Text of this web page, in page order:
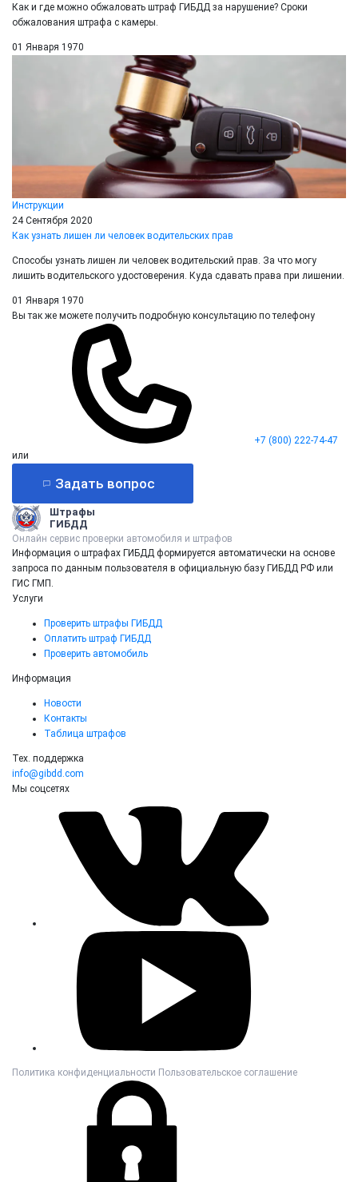
Как и где можно обжаловать штраф ГИБДД за нарушение? Сроки
обжалования штрафа с камеры.
01 Января 1970
Инструкции
24 Сентября 2020
Как узнать лишен ли человек водительских прав
Способы узнать лишен ли человек водительский прав. За что могу
лишить водительского удостоверения. Куда сдавать права при лишении.
01 Января 1970
Вы так же можете получить подробную консультацию по телефону
+7 (800) 222-74-47
или
Задать вопрос
Штрафы
ГИБДД
Онлайн сервис проверки автомобиля и штрафов
Информация о штрафах ГИБДД формируется автоматически на основе
запроса по данным пользователя в официальную базу ГИБДД РФ или
ГИС ГМП.
Услуги
Проверить штрафы ГИБДД
Оплатить штраф ГИБДД
Проверить автомобиль
Информация
Новости
Контакты
Таблица штрафов
Тех. поддержка
info@gibdd.com
Мы соцсетях
Политика конфиденциальности Пользовательское соглашение